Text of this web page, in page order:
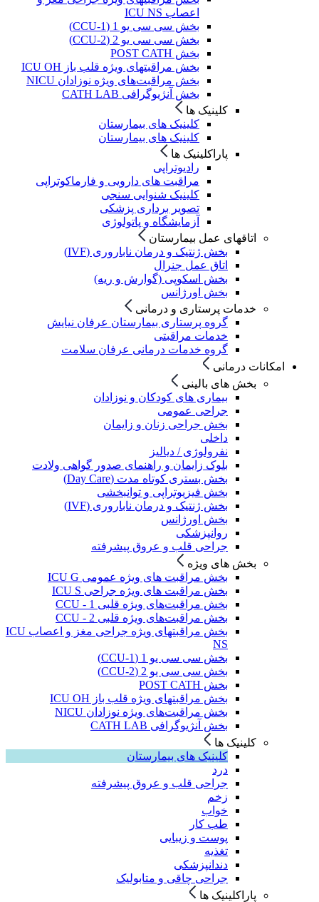
اعصاب ICU NS
بخش سی سی یو 1 (CCU-1)
بخش سی سی یو 2 (CCU-2)
بخش POST CATH
بخش مراقبتهای ویژه قلب باز ICU OH
بخش مراقبت‌های ویژه نوزادان NICU
بخش آنژیوگرافی CATH LAB
کلینیک ها
کلینیک های بیمارستان
کلینیک های بیمارستان
پاراکلینیک ها
رادیوتراپی
مراقبت های دارویی و فارماکوتراپی
کلینیک شنوایی سنجی
تصویر برداری پزشکی
آزمایشگاه و پاتولوژی
اتاقهای عمل بیمارستان
بخش ژنتیک و درمان ناباروری (IVF)
اتاق عمل جنرال
بخش اسکوپی (گوارش و ریه)
بخش اورژانس
خدمات پرستاری و درمانی
گروه پرستاری بیمارستان عرفان نیایش
خدمات مراقبتی
گروه خدمات درمانی عرفان سلامت
امکانات درمانی
بخش های بالینی
بیماری های کودکان و نوزادان
جراحی عمومی
بخش جراحی زنان و زایمان
داخلی
نفرولوژی / دیالیز
بلوک زایمان و راهنمای صدور گواهی ولادت
بخش بستری کوتاه مدت (Day Care)
بخش فیزیوتراپی و توانبخشی
بخش ژنتیک و درمان ناباروری (IVF)
بخش اورژانس
روانپزشکی
جراحی قلب و عروق پیشرفته
بخش های ویژه
بخش مراقبت های ویژه عمومی ICU G
بخش مراقبت های ویژه جراحی ICU S
بخش مراقبت‌های ویژه قلبی CCU - 1
بخش مراقبت‌های ویژه قلبی CCU - 2
بخش مراقبتهای ویژه جراحی مغز و اعصاب ICU
NS
بخش سی سی یو 1 (CCU-1)
بخش سی سی یو 2 (CCU-2)
بخش POST CATH
بخش مراقبتهای ویژه قلب باز ICU OH
بخش مراقبت‌های ویژه نوزادان NICU
بخش آنژیوگرافی CATH LAB
کلینیک ها
کلینیک های بیمارستان
درد
جراحی قلب و عروق پیشرفته
زخم
خواب
طب کار
پوست و زیبایی
تغذیه
دندانپزشکی
جراحی چاقی و متابولیک
پاراکلینیک ها